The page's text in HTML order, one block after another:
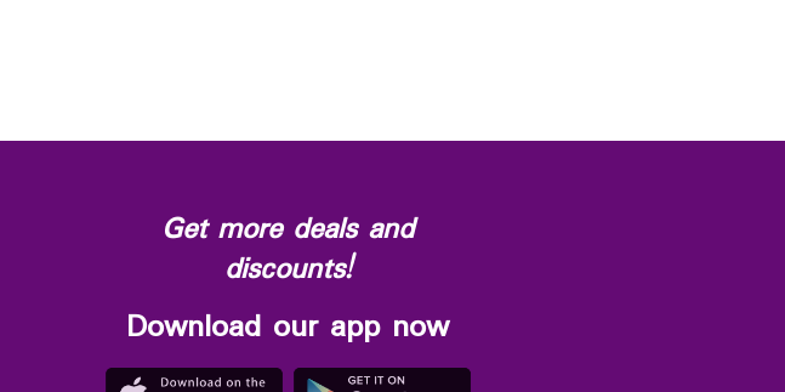
Get more deals and
discounts!
Download our app now